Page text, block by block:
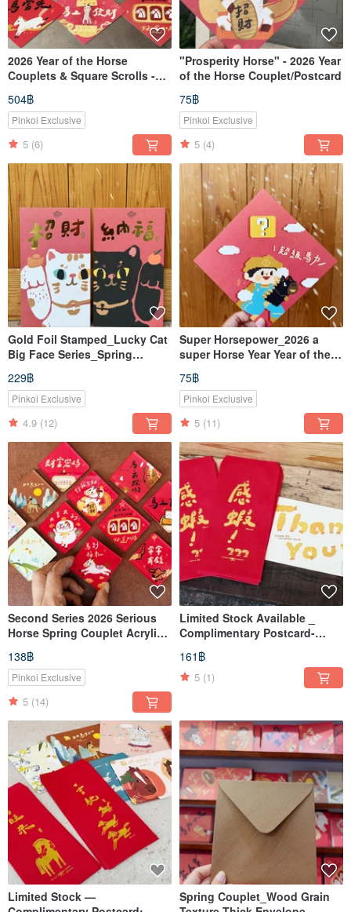
2026 Year of the Horse
Couplets & Square Scrolls -
Set_Haoriji-Workshop
Couplets / 2 Long & 3 Square
504฿
Pinkoi Exclusive
5 (6)
"Prosperity Horse" - 2026 Year
of the Horse Couplet/Postcard
75฿
Pinkoi Exclusive
5 (4)
Gold Foil Stamped_Lucky Cat
Big Face Series_Spring
229฿
Pinkoi Exclusive
4.9 (12)
Super Horsepower_2026 a
super Horse Year Year of the
postcard)
75฿
Pinkoi Exclusive
5 (11)
Second Series 2026 Serious
Horse Spring Couplet Acrylic
Workshop
138฿
Pinkoi Exclusive
5 (14)
Limited Stock Available _
Complimentary Postcard-
Envelopes (6 pcs total) / Year
of the Horse Hot-Stamped Red
161฿
5 (1)
Limited Stock —
Spring Couplet_Wood Grain